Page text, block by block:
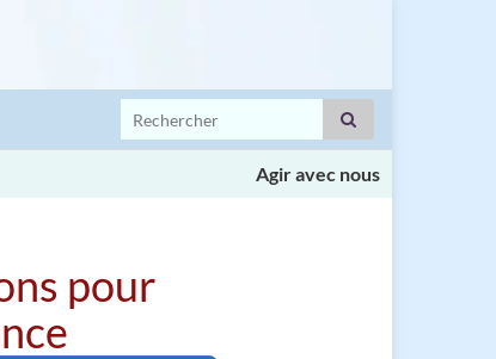
Search for:
Agir avec nous
pour